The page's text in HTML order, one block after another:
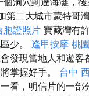
第二大城市蒙特哥
胞證照片 寶藏灣有
少。 逢甲按摩 桃
發現當地人和遊客
掌握好手。 台中
看，明信片的一